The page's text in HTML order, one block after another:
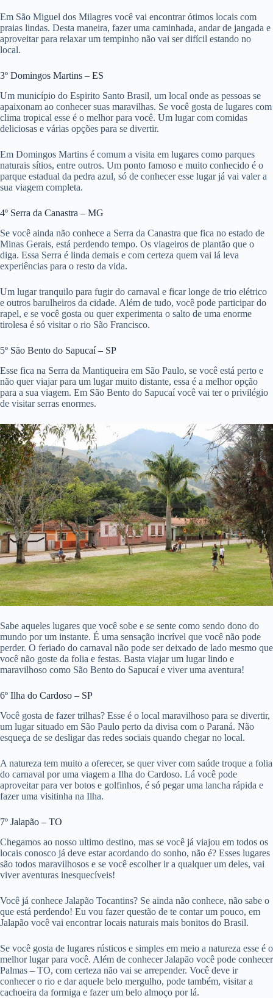
Em São Miguel dos Milagres você vai encontrar ótimos locais com
praias lindas. Desta maneira, fazer uma caminhada, andar de jangada e
aproveitar para relaxar um tempinho não vai ser difícil estando no
local.
3º Domingos Martins – ES
Um município do Espirito Santo Brasil, um local onde as pessoas se
apaixonam ao conhecer suas maravilhas. Se você gosta de lugares com
clima tropical esse é o melhor para você. Um lugar com comidas
deliciosas e várias opções para se divertir.
Em Domingos Martins é comum a visita em lugares como parques
naturais sítios, entre outros. Um ponto famoso e muito conhecido é o
parque estadual da pedra azul, só de conhecer esse lugar já vai valer a
sua viagem completa.
4º Serra da Canastra – MG
Se você ainda não conhece a Serra da Canastra que fica no estado de
Minas Gerais, está perdendo tempo. Os viageiros de plantão que o
diga. Essa Serra é linda demais e com certeza quem vai lá leva
experiências para o resto da vida.
Um lugar tranquilo para fugir do carnaval e ficar longe de trio elétrico
e outros barulheiros da cidade. Além de tudo, você pode participar do
rapel, e se você gosta ou quer experimenta o salto de uma enorme
tirolesa é só visitar o rio São Francisco.
5º São Bento do Sapucaí – SP
Esse fica na Serra da Mantiqueira em São Paulo, se você está perto e
não quer viajar para um lugar muito distante, essa é a melhor opção
para a sua viagem. Em São Bento do Sapucaí você vai ter o privilégio
de visitar serras enormes.
Sabe aqueles lugares que você sobe e se sente como sendo dono do
mundo por um instante. É uma sensação incrível que você não pode
perder. O feriado do carnaval não pode ser deixado de lado mesmo que
você não goste da folia e festas. Basta viajar um lugar lindo e
maravilhoso como São Bento do Sapucaí e viver uma aventura!
6º Ilha do Cardoso – SP
Você gosta de fazer trilhas? Esse é o local maravilhoso para se divertir,
um lugar situado em São Paulo perto da divisa com o Paraná. Não
esqueça de se desligar das redes sociais quando chegar no local.
A natureza tem muito a oferecer, se quer viver com saúde troque a folia
do carnaval por uma viagem a Ilha do Cardoso. Lá você pode
aproveitar para ver botos e golfinhos, é só pegar uma lancha rápida e
fazer uma visitinha na Ilha.
7º Jalapão – TO
Chegamos ao nosso ultimo destino, mas se você já viajou em todos os
locais conosco já deve estar acordando do sonho, não é? Esses lugares
são todos maravilhosos e se você escolher ir a qualquer um deles, vai
viver aventuras inesquecíveis!
Você já conhece Jalapão Tocantins? Se ainda não conhece, não sabe o
que está perdendo! Eu vou fazer questão de te contar um pouco, em
Jalapão você vai encontrar locais naturais mais bonitos do Brasil.
Se você gosta de lugares rústicos e simples em meio a natureza esse é o
melhor lugar para você. Além de conhecer Jalapão você pode conhecer
Palmas – TO, com certeza não vai se arrepender. Você deve ir
conhecer o rio e dar aquele belo mergulho, pode também, visitar a
cachoeira da formiga e fazer um belo almoço por lá.